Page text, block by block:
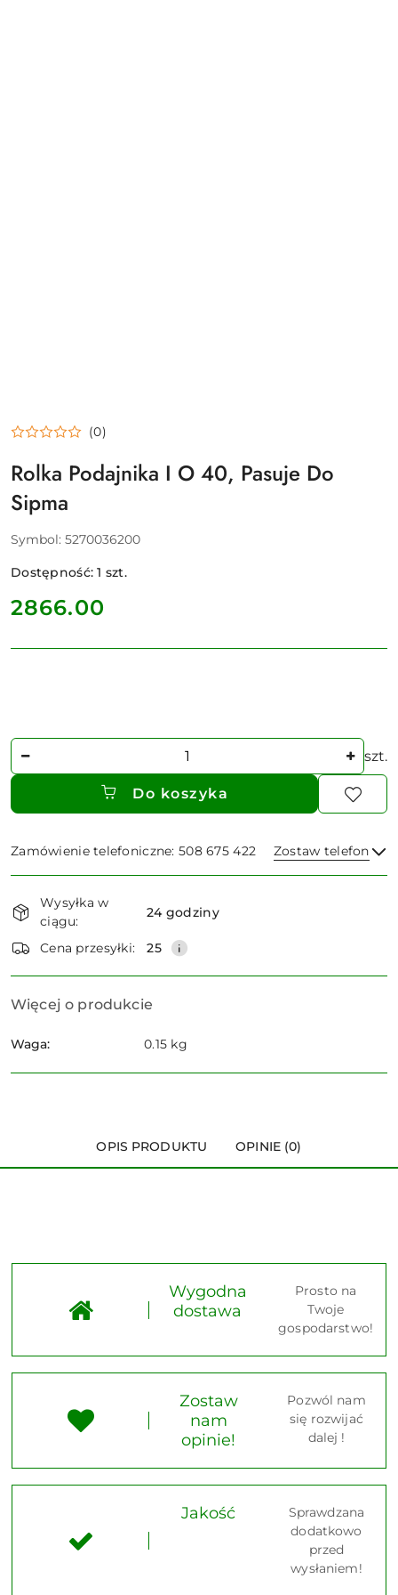
(0)
Rolka Podajnika I O 40, Pasuje Do
Sipma
Symbol: 5270036200
Dostępność:1 szt.
cena:
2866.00
Ilość szt.
Do koszyka
Zamówienie telefoniczne: 508 675 422 Zostaw telefon
i
dostawa
Wysyłka w
ciągu:
24 godziny
Cena przesyłki: 25
Więcej o produkcie
Waga: 0.15 kg
OPIS PRODUKTU OPINIE (0)
Wygodna
dostawa
Prosto na
Twoje
gospodarstwo!
Zostaw
nam
opinie!
Pozwól nam
się rozwijać
dalej !
Jakość
Sprawdzana
dodatkowo
przed
wysłaniem!